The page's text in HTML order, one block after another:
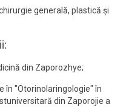
generală, plastică și
din Zaporozhye;
în "Otorinolaringologie" în
din Zaporojie a